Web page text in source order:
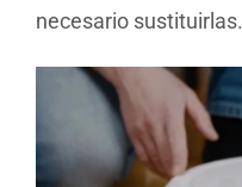
necesario sustituirlas.